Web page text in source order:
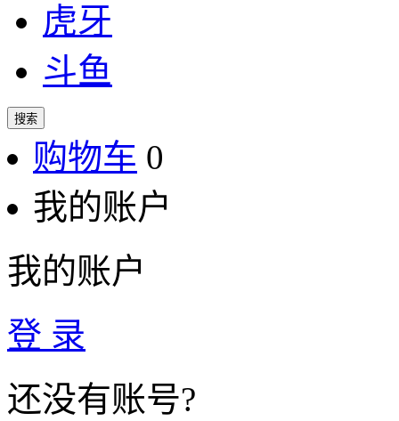
虎牙
斗鱼
搜索
购物车 0
我的账户
我的账户
登 录
还没有账号?